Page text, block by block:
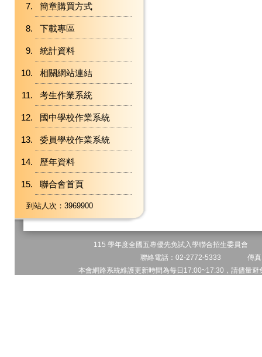
簡章購買方式
下載專區
統計資料
相關網站連結
考生作業系統
國中學校作業系統
委員學校作業系統
歷年資料
聯合會首頁
到站人次：3969900
115 學年度全國五專優先免試入學聯合招生委員會
聯絡電話：02-2772-5333 傳
本會網路系統維護更新時間為每日17:00~17:30，請儘量